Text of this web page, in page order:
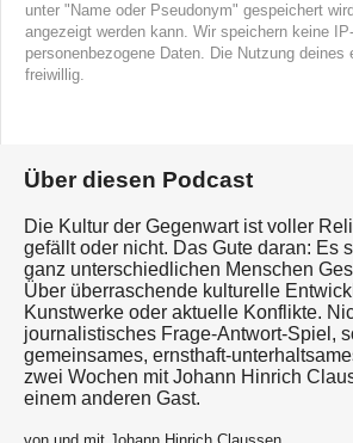
unter "Name oder Pseudonym" gespeichert
angezeigt werden kann. Wir speichern keine
personenbezogene Daten. Die Nutzung deines
freiwillig.
Über diesen Podcast
Die Kultur der Gegenwart ist voller
gefällt oder nicht. Das Gute daran: Es
ganz unterschiedlichen Menschen
Über überraschende kulturelle
Kunstwerke oder aktuelle Konflikte.
journalistisches Frage-Antwort-Spiel,
gemeinsames, ernsthaft-
zwei Wochen mit Johann Hinrich
einem anderen Gast.